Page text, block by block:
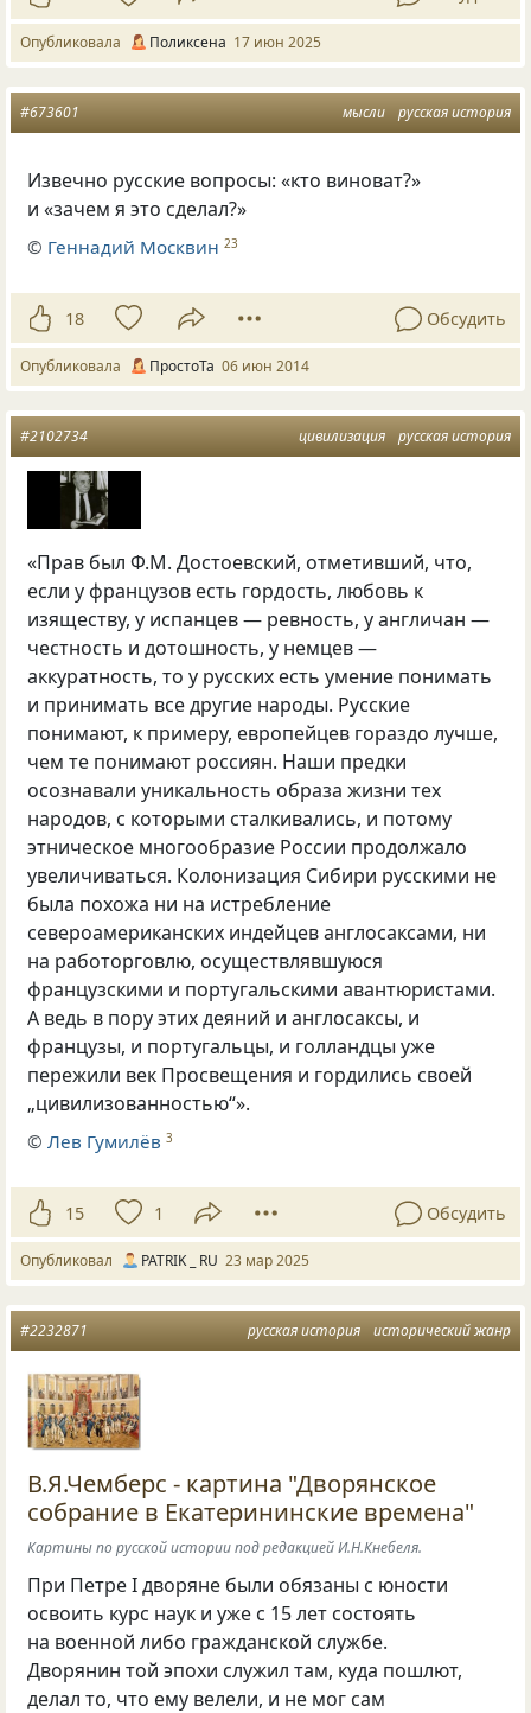
Опубликовала Поликсена 17 июн 2025
мысли русская история
#673601
Извечно русские вопросы: «кто виноват?»
и «зачем я это сделал?»
© Геннадий Москвин 23
18 Обсудить
Опубликовала ПростоТа 06 июн 2014
цивилизация русская история
#2102734
«Прав был Ф.М. Достоевский, отметивший, что,
если у французов есть гордость, любовь к
изяществу, у испанцев — ревность, у англичан —
честность и дотошность, у немцев —
аккуратность, то у русских есть умение понимать
и принимать все другие народы. Русские
понимают, к примеру, европейцев гораздо лучше,
чем те понимают россиян. Наши предки
осознавали уникальность образа жизни тех
народов, с которыми сталкивались, и потому
этническое многообразие России продолжало
увеличиваться. Колонизация Сибири русскими не
была похожа ни на истребление
североамериканских индейцев англосаксами, ни
на работорговлю, осуществлявшуюся
французскими и португальскими авантюристами.
А ведь в пору этих деяний и англосаксы, и
французы, и португальцы, и голландцы уже
пережили век Просвещения и гордились своей
„цивилизованностью“».
©Лев Гумилёв 3
15 1 Обсудить
Опубликовал PATRIK _ RU 23 мар 2025
русская история исторический жанр
#2232871
В.Я.Чемберс - картина "Дворянское
собрание в Екатерининские времена"
Картины по русской истории под редакцией И.Н.Кнебеля.
При Петре I дворяне были обязаны с юности
освоить курс наук и уже с 15 лет состоять
на военной либо гражданской службе.
Дворянин той эпохи служил там, куда пошлют,
делал то, что ему велели, и не мог сам